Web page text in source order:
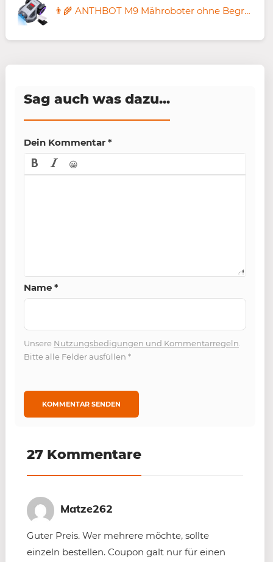
👨‍🌾 ANTHBOT M9 Mähroboter ohne Begrenzungskabel mit RTK für 683€ (statt 888€) + Garage Pro
Sag auch was dazu...
Dein Kommentar *
😀
Name *
Unsere Nutzungsbedigungen und Kommentarregeln
Bitte alle Felder ausfüllen *
27 Kommentare
Matze262
Guter Preis. Wer mehrere möchte, sollte
einzeln bestellen. Coupon galt nur für einen